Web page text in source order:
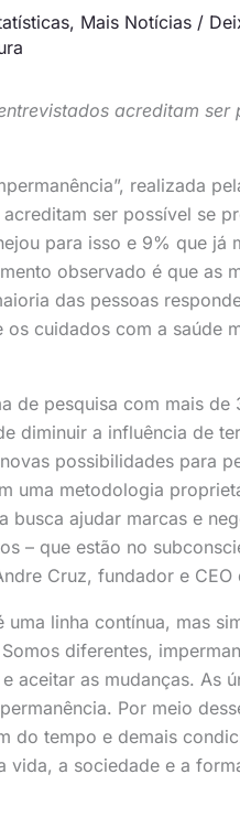
, Mais Notícias /
acreditam
realizada
ser possível se
para isso e 9% que já
observado é que as
das pessoas
cuidados com a saúde
de pesquisa com mais
diminuir a influência de
possibilidades para
uma metodologia
busca ajudar marcas e
– que estão no
Cruz, fundador e CEO
linha contínua, mas
diferentes,
aceitar as mudanças. As
Por meio
do tempo e demais
a sociedade e a